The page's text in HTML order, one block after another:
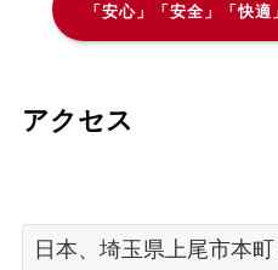
「安心」「安全」「快
アクセス